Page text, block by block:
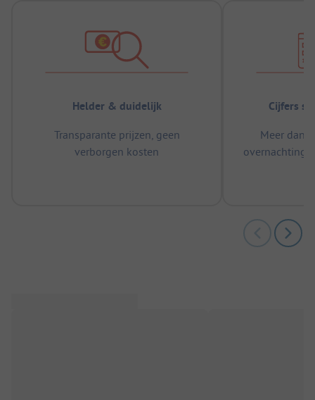
Helder & duidelijk
Transparante prijzen, geen
verborgen kosten
Cijfers
Meer dan